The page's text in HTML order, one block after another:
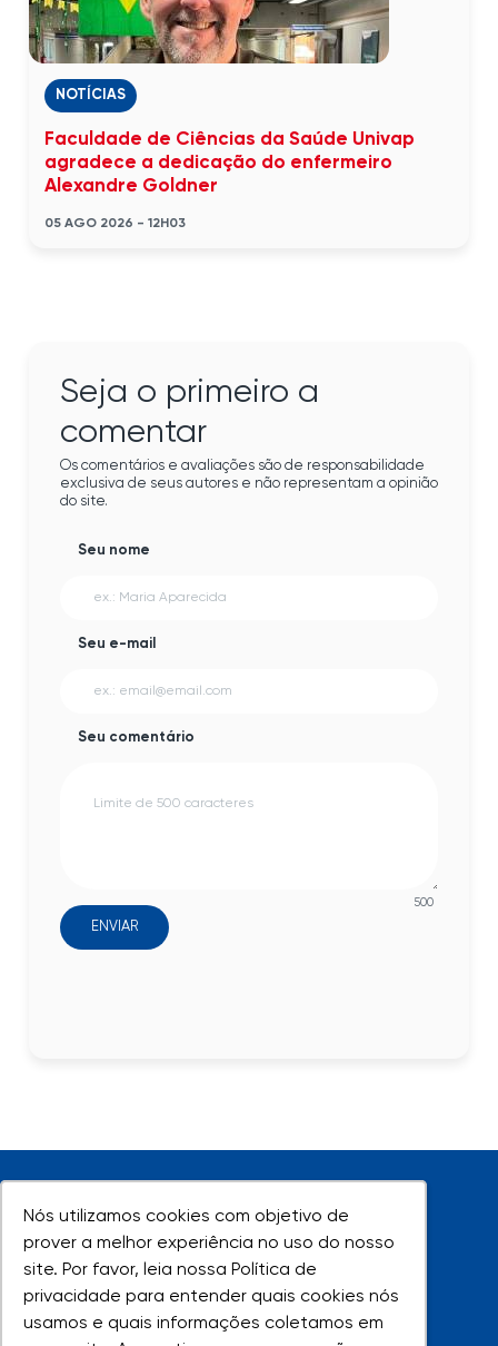
Nós utilizamos cookies com objetivo de
prover a melhor experiência no uso do nosso
site. Por favor, leia nossa Política de
privacidade para entender quais cookies nós
usamos e quais informações coletamos em
Nós utilizamos cookies com objetivo de
prover a melhor experiência no uso do nosso
site. Por favor, leia nossa Política de
privacidade para entender quais cookies nós
usamos e quais informações coletamos em
NOTÍCIAS
Faculdade de Ciências da Saúde Univap
agradece a dedicação do enfermeiro
Alexandre Goldner
05 AGO 2026 - 12H03
Seja o primeiro a
comentar
Os comentários e avaliações são de responsabilidade
exclusiva de seus autores e não representam a opinião
do site.
Seu nome
Seu e-mail
Seu comentário
500
ENVIAR
UNIVAP - Todos os direitos reservados